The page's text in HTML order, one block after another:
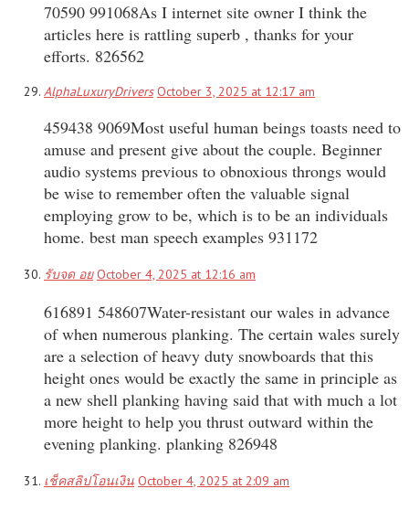
70590 991068As I internet site owner I think the
articles here is rattling superb , thanks for your
efforts. 826562
AlphaLuxuryDrivers October 3, 2025 at 12:17 am
459438 9069Most useful human beings toasts need to
amuse and present give about the couple. Beginner
audio systems previous to obnoxious throngs would
be wise to remember often the valuable signal
employing grow to be, which is to be an individuals
home. best man speech examples 931172
รับจด อย October 4, 2025 at 12:16 am
616891 548607Water-resistant our wales in advance
of when numerous planking. The certain wales surely
are a selection of heavy duty snowboards that this
height ones would be exactly the same in principle as
a new shell planking having said that with much a lot
more height to help you thrust outward within the
evening planking. planking 826948
เช็คสลิปโอนเงิน October 4, 2025 at 2:09 am